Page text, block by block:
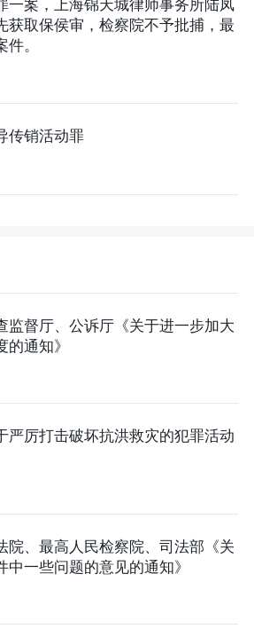
获取保侯审，检察院不予批捕，最
。
传销活动罪
监督厅、公诉厅《关于进一步加大
通知》
严厉打击破坏抗洪救灾的犯罪活动
院、最高人民检察院、司法部《关
一些问题的意见的通知》